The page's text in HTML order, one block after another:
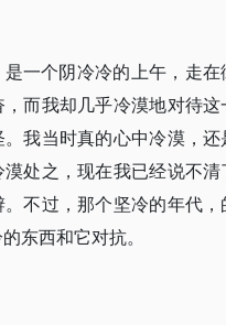
一个阴冷冷的上午，走在
而我却几乎冷漠地对待这
我当时真的心中冷漠，还
处之，现在我已经说不清
不过，那个坚冷的年代
东西和它对抗。